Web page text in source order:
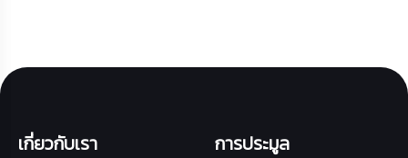
เกี่ยวกับเรา การประมูล